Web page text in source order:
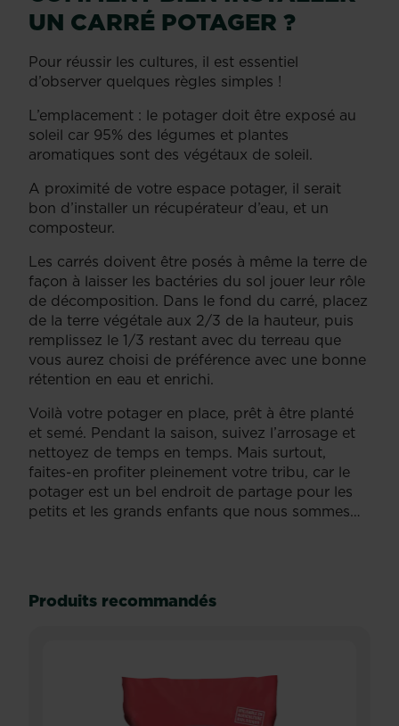
UN CARRÉ POTAGER ?
Pour réussir les cultures, il est essentiel
d’observer quelques règles simples !
L’emplacement : le potager doit être exposé au
soleil car 95% des légumes et plantes
aromatiques sont des végétaux de soleil.
A proximité de votre espace potager, il serait
bon d’installer un récupérateur d’eau, et un
composteur.
Les carrés doivent être posés à même la terre de
façon à laisser les bactéries du sol jouer leur rôle
de décomposition. Dans le fond du carré, placez
de la terre végétale aux 2/3 de la hauteur, puis
remplissez le 1/3 restant avec du terreau que
vous aurez choisi de préférence avec une bonne
rétention en eau et enrichi.
Voilà votre potager en place, prêt à être planté
et semé. Pendant la saison, suivez l’arrosage et
nettoyez de temps en temps. Mais surtout,
faites-en profiter pleinement votre tribu, car le
potager est un bel endroit de partage pour les
petits et les grands enfants que nous sommes…
Produits recommandés